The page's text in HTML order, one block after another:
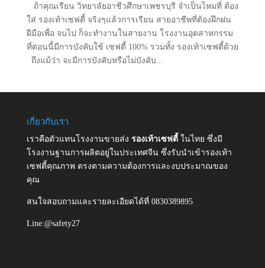
ถ้าคุณเรียน วิทยาลัยอาชีวศึกษาเพชรบุรี จำเป็นไหมที่ ต้อง
ใส่ รองเท้าเซฟตี้ จริงๆแล้วการเรียน สายอาชีพที่ต้องฝึกฝน
ฝีมือเพื่อ จบไป ก็จะทำงานในสายงาน โรงงานอุตสาหกรรม
ที่ตอนนี้มีการบังคับใช้ เซฟตี้ 100% รวมทั้ง รองเท้าเซฟตี้ด้วย
ถึงแม้ว่า จะมีการบังคับหรือไม่บังคับ...
เกี่ยวกับเรา
เราคือตัวแทนโรงงานขายส่ง รองเท้าเซฟตี้ ในไทย ซึ่งมี
โรงงานฐานการผลิตอยู่ในประเทศจีน ซึ่งรับนำเข้ารองเท้า
เซฟตี้คุณภาพ ตรงตามความต้องการและงบประมาณของ
คุณ
สนใจสอบถามและรายละเอียดได้ที่ 0830389895
Line:@safety27